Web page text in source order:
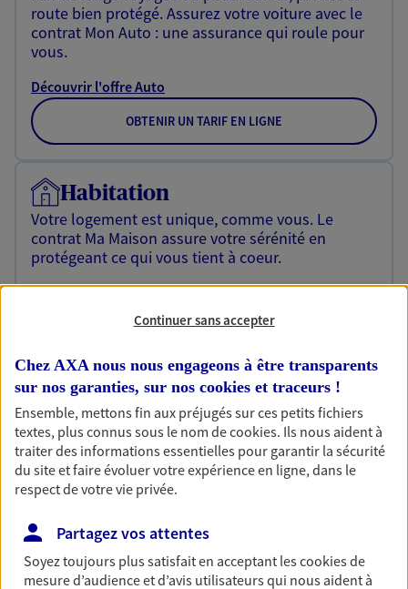
route bien protégé. Assurez votre voiture avec le
contrat Mon Auto : une assurance qui roule pour
vous.
Découvrir l'offre Auto
OBTENIR UN TARIF EN LIGNE
Habitation
Votre logement est unique, comme vous. Le
contrat Ma Maison assure votre sérénité en
protégeant ce qui vous tient à coeur.
Découvrir l'offre Habitation
OBTENIR UN TARIF EN LIGNE
Garantie Accidents de la Vie
Bricoleuse, féru de jardinage, pâtissier en herbe
ou grande lectrice… personne n'est à l'abri d'un
accident du quotidien. Avec Ma Protection
Accident, protégez votre qualité de vie et vos
revenus.
Découvrir l'offre Garantie Accidents de la Vie
OBTENIR UN TARIF EN LIGNE
Continuer sans accepter
Chez AXA nous nous engageons à être transparents
sur nos garanties, sur nos cookies et traceurs !
Ensemble, mettons fin aux préjugés sur ces petits fichiers
textes, plus connus sous le nom decookies. Ils nous aident à
traiter des informations essentielles pour garantir la sécurité
du site et faire évoluer votre expérience en ligne, dans le
respect de votre vie privée.
Partagez vos attentes
Soyez toujours plus satisfait en acceptant lescookiesde
mesure d’audience et d’avis utilisateurs qui nous aident à